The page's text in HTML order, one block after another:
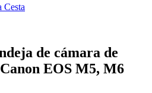
Cesta
de cámara de
EOS M5, M6